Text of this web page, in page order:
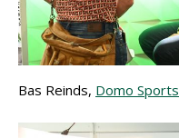
Bas Reinds, Domo Sports